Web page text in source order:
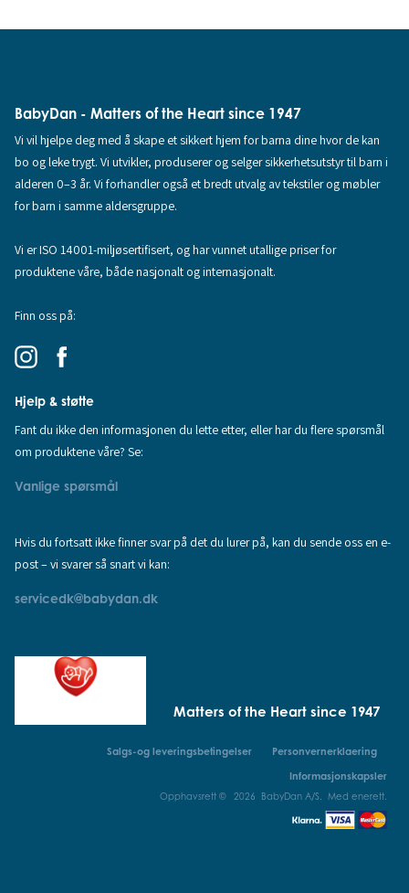
BabyDan - Matters of the Heart since 1947
Vi vil hjelpe deg med å skape et sikkert hjem for barna dine hvor de kan
bo og leke trygt. Vi utvikler, produserer og selger sikkerhetsutstyr til barn i
alderen 0–3 år. Vi forhandler også et bredt utvalg av tekstiler og møbler
for barn i samme aldersgruppe.
Vi er ISO 14001-miljøsertifisert, og har vunnet utallige priser for
produktene våre, både nasjonalt og internasjonalt.
Finn oss på:
Hjelp & støtte
Fant du ikke den informasjonen du lette etter, eller har du flere spørsmål
om produktene våre? Se:
Vanlige spørsmål
Hvis du fortsatt ikke finner svar på det du lurer på, kan du sende oss en e-
post – vi svarer så snart vi kan:
servicedk@babydan.dk
Matters of the Heart since 1947
Salgs-og leveringsbetingelser
Personvernerklaering
Informasjonskapsler
Opphavsrett © 2026 BabyDan A/S. Med enerett.